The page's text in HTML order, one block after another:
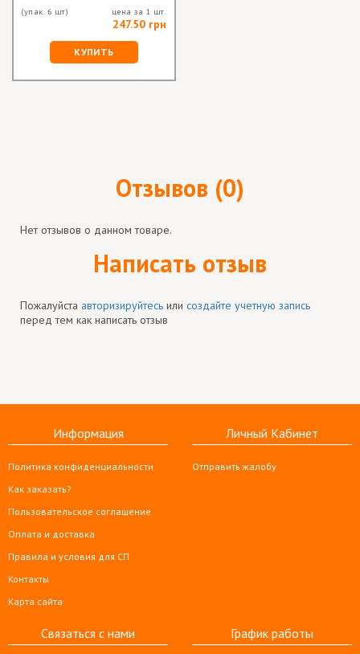
(упак. 6 шт) цена за 1 шт.
247.50 грн
КУПИТЬ
Отзывов (0)
Нет отзывов о данном товаре.
Написать отзыв
Пожалуйста авторизируйтесь или создайте учетную запись
перед тем как написать отзыв
Информация
Политика конфиденциальности
Как заказать?
Пользовательское соглашение
Оплата и доставка
Правила и условия для СП
Контакты
Карта сайта
Личный Кабинет
Отправить жалобу
Связаться с нами График работы